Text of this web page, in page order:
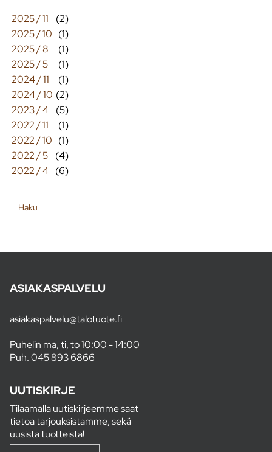
2025 / 11
(2)
2025 / 10 (1)
2025 / 8
(1)
2025 / 5
(1)
2024 / 11
(1)
2024 / 10 (2)
2023 / 4
(5)
2022 / 11
(1)
2022 / 10 (1)
2022 / 5
(4)
2022 / 4 (6)
Haku
ASIAKASPALVELU
asiakaspalvelu@talotuote.fi
Puhelin ma, ti, to 10:00 - 14:00
Puh.045 893 6866
UUTISKIRJE
Tilaamalla uutiskirjeemme saat
tietoa tarjouksistamme, sekä
uusista tuotteista!